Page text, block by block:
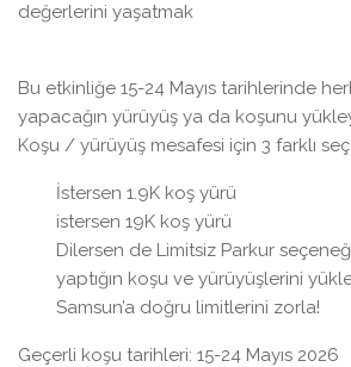
değerlerini yaşatmak
Bu etkinliğe 15-24 Mayıs tarihlerinde
yapacağın yürüyüş ya da koşunu
Koşu / yürüyüş mesafesi için 3 farklı
İstersen 1.9K koş yürü
istersen 19K koş yürü
Dilersen de Limitsiz Parkur
yaptığın koşu ve yürüyüşlerini
Samsun’a doğru limitlerini zorla!
Geçerli koşu tarihleri: 15-24 Mayıs 2026